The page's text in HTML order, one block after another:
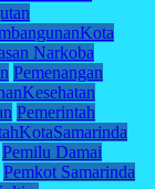
Narkoba
Pemenangan
Pemerintah
Pemilu Damai
Pemkot Samarinda